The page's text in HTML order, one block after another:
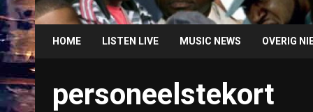
HOME LISTEN LIVE MUSIC NEWS OVERIG
personeelstekort